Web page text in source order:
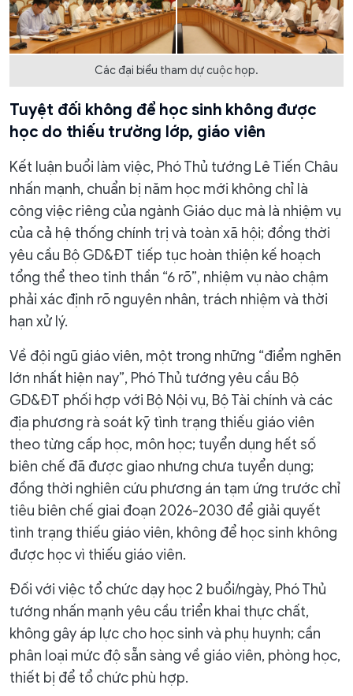
Các đại biểu tham dự cuộc họp.
Tuyệt đối không để học sinh không được
học do thiếu trường lớp, giáo viên
Kết luận buổi làm việc, Phó Thủ tướng Lê Tiến Châu
nhấn mạnh, chuẩn bị năm học mới không chỉ là
công việc riêng của ngành Giáo dục mà là nhiệm vụ
của cả hệ thống chính trị và toàn xã hội; đồng thời
yêu cầu Bộ GD&ĐT tiếp tục hoàn thiện kế hoạch
tổng thể theo tinh thần “6 rõ”, nhiệm vụ nào chậm
phải xác định rõ nguyên nhân, trách nhiệm và thời
hạn xử lý.
Về đội ngũ giáo viên, một trong những “điểm nghẽn
lớn nhất hiện nay”, Phó Thủ tướng yêu cầu Bộ
GD&ĐT phối hợp với Bộ Nội vụ, Bộ Tài chính và các
địa phương rà soát kỹ tình trạng thiếu giáo viên
theo từng cấp học, môn học; tuyển dụng hết số
biên chế đã được giao nhưng chưa tuyển dụng;
đồng thời nghiên cứu phương án tạm ứng trước chỉ
tiêu biên chế giai đoạn 2026-2030 để giải quyết
tình trạng thiếu giáo viên, không để học sinh không
được học vì thiếu giáo viên.
Đối với việc tổ chức dạy học 2 buổi/ngày, Phó Thủ
tướng nhấn mạnh yêu cầu triển khai thực chất,
không gây áp lực cho học sinh và phụ huynh; cần
phân loại mức độ sẵn sàng về giáo viên, phòng học,
thiết bị để tổ chức phù hợp.